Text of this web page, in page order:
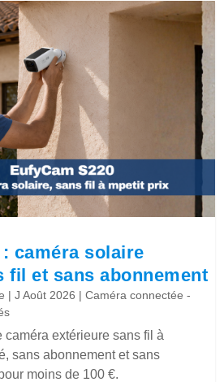
caméra solaire
fil et sans abonnement
|J Août 2026 |Caméra connectée -
caméra extérieure sans fil à
sans abonnement et sans
moins de 100 €.